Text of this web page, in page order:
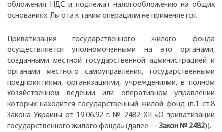
обложения НДС и подлежат налогообложению на общих
основаниях. Льгота к таким операциям не применяется.
Приватизация государственного жилого фонда
осуществляется уполномоченными на это органами,
созданными местной государственной администрацией и
органами местного самоуправления, государственными
предприятиями, организациями, учреждениями, в полном
хозяйственном ведении или оперативном управлении
которых находится государственный жилой фонд (п.1 ст.8
Закона Украины от 19.06.92 г. № 2482-XII «О приватизации
государственного жилого фонда» (далее —Закон № 2482)).